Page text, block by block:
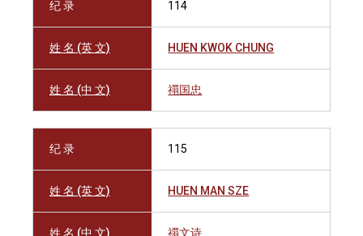
纪 录 114
姓 名 (英 文) HUEN KWOK CHUNG
姓 名 (中 文) 禤国忠
纪 录 115
姓 名 (英 文) HUEN MAN SZE
姓 名 (中 文) 禤文诗